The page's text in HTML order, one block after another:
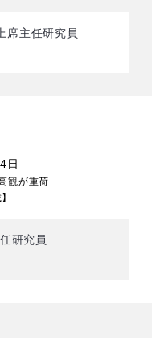
主任研究員
日
観が重荷
研究員